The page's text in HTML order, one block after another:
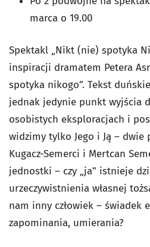
marca o 19.00
Spektakl „Nikt (nie) spotyka
inspiracji dramatem Petera
spotyka nikogo”. Tekst
jednak jedynie punkt wyjścia
osobistych eksploracjach i
widzimy tylko Jego i Ją – dwie
Kugacz-Semerci i Mertcan
jednostki – czy „ja” istnieje
urzeczywistnienia własnej
nam inny człowiek – świadek
zapominania, umierania?